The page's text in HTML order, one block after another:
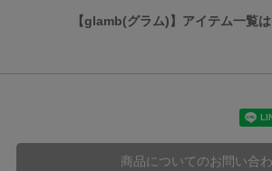
【glamb(グラム)】アイテム一覧
商品についてのお問い合